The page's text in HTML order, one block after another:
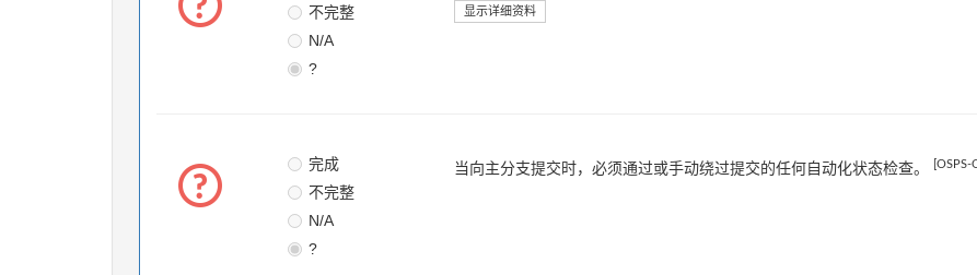
不完整
N/A
?
显示详细资料
完成
不完整
N/A
?
当向主分支提交时，必须通过或手动绕过提交的任何自动化状态检查。 [OSPS-